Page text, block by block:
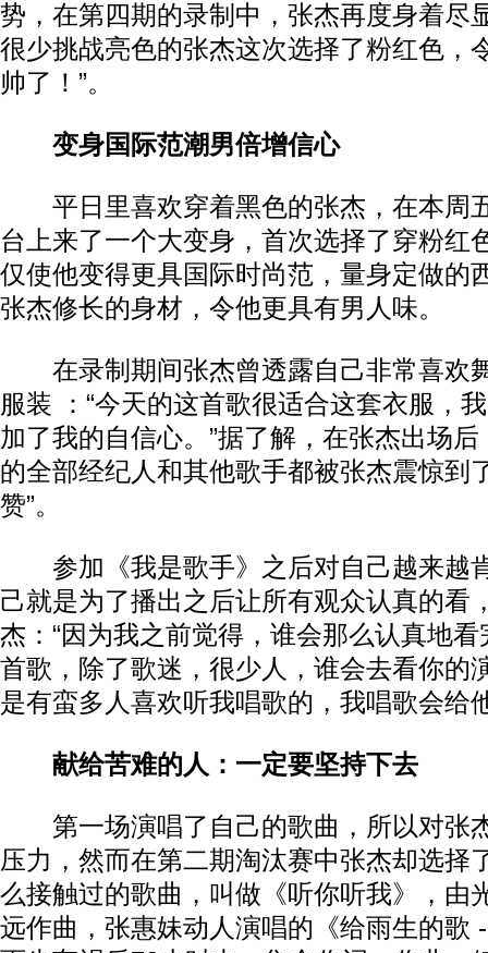
势，在第四期的录制中，张杰再度身着尽
很少挑战亮色的张杰这次选择了粉红色，
帅了！”。
变身国际范潮男倍增信心
平日里喜欢穿着黑色的张杰，在本周
台上来了一个大变身，首次选择了穿粉红
仅使他变得更具国际时尚范，量身定做的
张杰修长的身材，令他更具有男人味。
在录制期间张杰曾透露自己非常喜欢
服装 ：“今天的这首歌很适合这套衣服，
加了我的自信心。”据了解，在张杰出场
的全部经纪人和其他歌手都被张杰震惊到
赞”。
参加《我是歌手》之后对自己越来越
己就是为了播出之后让所有观众认真的看
杰：“因为我之前觉得，谁会那么认真地
首歌，除了歌迷，很少人，谁会去看你的
是有蛮多人喜欢听我唱歌的，我唱歌会给
献给苦难的人：一定要坚持下去
第一场演唱了自己的歌曲，所以对张
压力，然而在第二期淘汰赛中张杰却选择
么接触过的歌曲，叫做《听你听我》，由
远作曲，张惠妹动人演唱的《给雨生的歌